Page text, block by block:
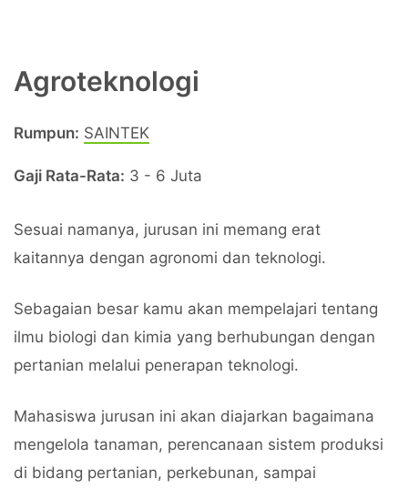
Agroteknologi
Rumpun: SAINTEK
Gaji Rata-Rata: 3 - 6 Juta
Sesuai namanya, jurusan ini memang erat
kaitannya dengan agronomi dan teknologi.
Sebagaian besar kamu akan mempelajari tentang
ilmu biologi dan kimia yang berhubungan dengan
pertanian melalui penerapan teknologi.
Mahasiswa jurusan ini akan diajarkan bagaimana
mengelola tanaman, perencanaan sistem produksi
di bidang pertanian, perkebunan, sampai